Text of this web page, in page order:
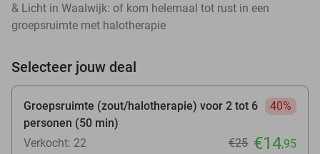
& Licht in Waalwijk: of kom helemaal tot rust in een
groepsruimte met halotherapie
Selecteer jouw deal
Groepsruimte (zout/halotherapie) voor 2 tot 6
personen (50 min)
40%
Verkocht: 22 €25 €14,95